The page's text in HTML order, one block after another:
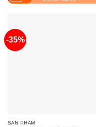
-35%
SẢN PHẨM